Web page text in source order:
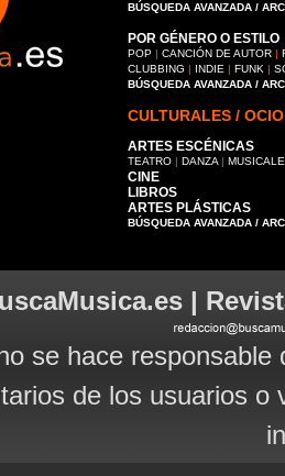
BÚSQUEDA AVANZADA /
POR GÉNERO O ESTILO
POP | CANCIÓN DE AUTOR |
CLUBBING | INDIE | FUNK |
BÚSQUEDA AVANZADA /
CULTURALES / OCIO
ARTES ESCÉNICAS
TEATRO | DANZA |
CINE
LIBROS
ARTES PLÁSTICAS
BÚSQUEDA AVANZADA /
|
se hace
de los usuarios